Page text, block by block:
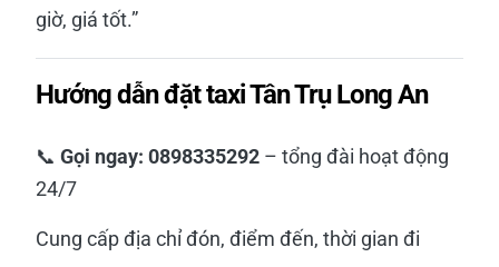
giờ, giá tốt.”
Hướng dẫn đặt taxi Tân Trụ Long An
📞 Gọi ngay: 0898335292 – tổng đài hoạt động
24/7
Cung cấp địa chỉ đón, điểm đến, thời gian đi